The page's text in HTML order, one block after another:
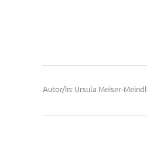
Autor/in: Ursula Meiser-Meindl